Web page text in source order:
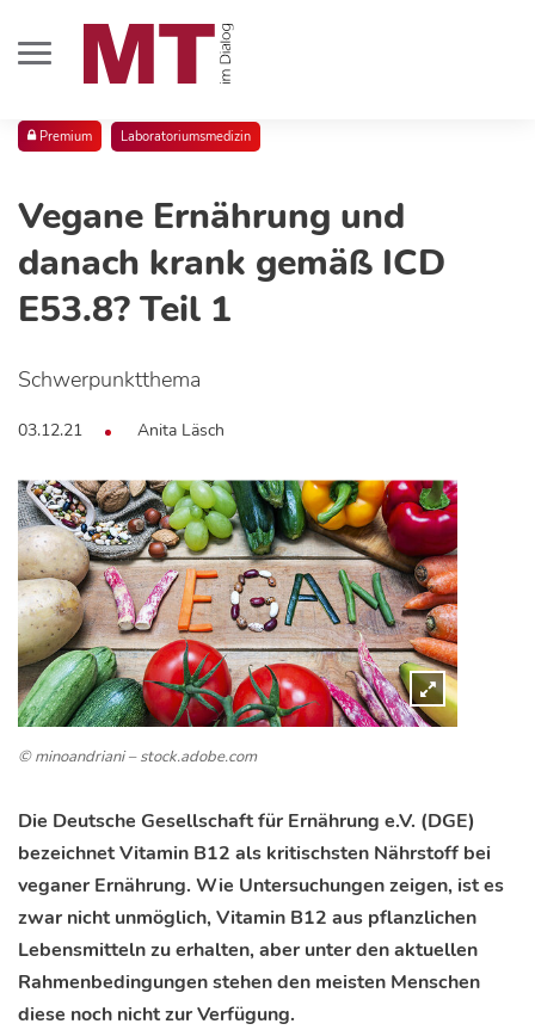
Premium Laboratoriumsmedizin
Vegane Ernährung und
danach krank gemäß ICD
E53.8? Teil 1
Schwerpunktthema
03.12.21 Anita Läsch
© minoandriani – stock.adobe.com
Die Deutsche Gesellschaft für Ernährung e.V. (DGE)
bezeichnet Vitamin B12 als kritischsten Nährstoff bei
veganer Ernährung. Wie Untersuchungen zeigen, ist es
zwar nicht unmöglich, Vitamin B12 aus pflanzlichen
Lebensmitteln zu erhalten, aber unter den aktuellen
Rahmenbedingungen stehen den meisten Menschen
diese noch nicht zur Verfügung.